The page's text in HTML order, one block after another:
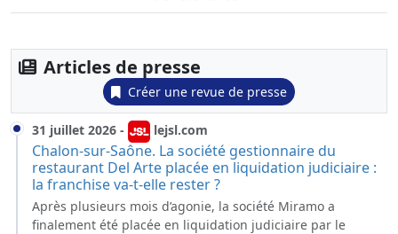
Articles de presse
Créer une revue de presse
31 juillet 2026 - lejsl.com
Chalon-sur-Saône. La société gestionnaire du
restaurant Del Arte placée en liquidation judiciaire :
la franchise va-t-elle rester ?
Après plusieurs mois d’agonie, la société Miramo a
finalement été placée en liquidation judiciaire par le